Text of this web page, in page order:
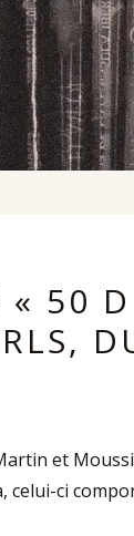
50
et
celui-ci